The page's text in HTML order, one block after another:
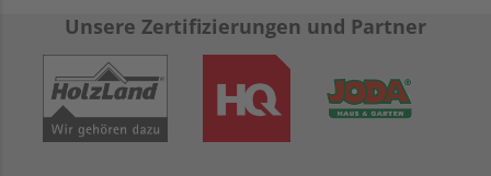
Unsere Zertifizierungen und Partner